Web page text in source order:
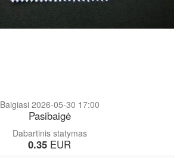
Dabartinis statymas
0.35 EUR
Baigiasi 2026-05-30 17:00
Pasibaigė